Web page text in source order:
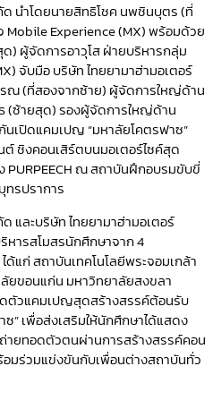
นำโดยนายสิทธิโชค นพชินบุตร (ที่
Mobile Experience (MX) พร้อมด้วย
) ผู้จัดการอาวุโส ฝ่ายบริหารกลุ่ม
จับมือ บริษัท ไทยยามาฮ่ามอเตอร์
(ที่สองจากซ้าย) ผู้จัดการใหญ่ด้าน
(ซ้ายสุด) รองผู้จัดการใหญ่ด้าน
เปิดแคมเปญ “มหาลัยโคตรฟาซ”
ต์ ชิงคอนเสิร์ตบนมอเตอร์ไซค์สุด
PURPEECH ณ สถาบันฝึกอบรมขับขี่
รปราการ
และบริษัท ไทยยามาฮ่ามอเตอร์
ารสโมสรนักศึกษาจาก 4
ด้แก่ สถาบันเทคโนโลยีพระจอมเกล้า
ยขอนแก่น มหาวิทยาลัยสงขลา
ดตัวแคมเปญสุดสร้างสรรค์ต้อนรับ
” เพื่อส่งเสริมให้นักศึกษาได้แสดง
ายทอดตัวตนผ่านการสร้างสรรค์คอน
มร่วมแข่งขันกับเพื่อนต่างสถาบันทั่ว